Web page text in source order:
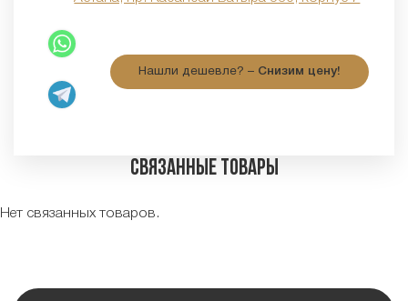
Нашли дешевле? – Снизим цену!
Связанные товары
Нет связанных товаров.